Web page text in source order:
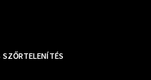
SZŐRTELENÍTÉS